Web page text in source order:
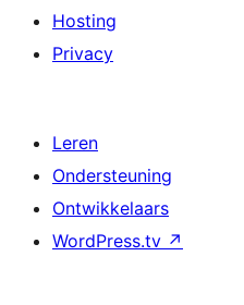
Hosting
Privacy
Leren
Ondersteuning
Ontwikkelaars
WordPress.tv ↗